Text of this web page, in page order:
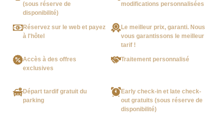
(sous réserve de
disponibilité)
modifications personnalisées
Réservez sur le web et payez
à l'hôtel
Le meilleur prix, garanti. Nous
vous garantissons le meilleur
tarif !
Accès à des offres
exclusives
Traitement personnalisé
Départ tardif gratuit du
parking
Early check-in et late check-
out gratuits (sous réserve de
disponibilité)